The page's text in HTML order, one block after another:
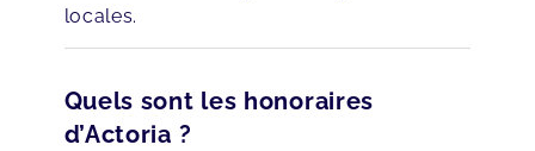
locales.
Quels sont les honoraires
d’Actoria ?